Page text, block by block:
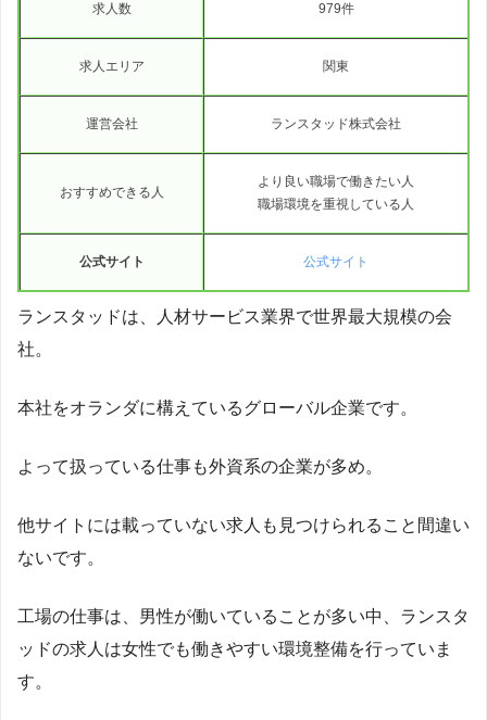
求人数 979件
求人エリア 関東
運営会社 ランスタッド株式会社
おすすめできる人
より良い職場で働きたい人
職場環境を重視している人
公式サイト 公式サイト
ランスタッドは、人材サービス業界で世界最大規模の会
社。
本社をオランダに構えているグローバル企業です。
よって扱っている仕事も外資系の企業が多め。
他サイトには載っていない求人も見つけられること間違い
ないです。
工場の仕事は、男性が働いていることが多い中、ランスタ
ッドの求人は女性でも働きやすい環境整備を行っていま
す。